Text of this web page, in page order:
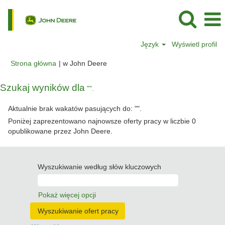
Język Wyświetl profil
Strona główna | w John Deere(bieżąca
Szukaj wyników dla "".
Aktualnie brak wakatów pasujących do: "".
Poniżej zaprezentowano najnowsze oferty pracy w liczbie 0
opublikowane przez John Deere.
Wyszukiwanie według słów kluczowych
Pokaż więcej opcji